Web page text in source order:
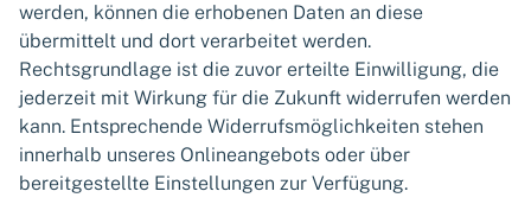
werden, können die erhobenen Daten an diese
übermittelt und dort verarbeitet werden.
Rechtsgrundlage ist die zuvor erteilte Einwilligung, die
jederzeit mit Wirkung für die Zukunft widerrufen werden
kann. Entsprechende Widerrufsmöglichkeiten stehen
innerhalb unseres Onlineangebots oder über
bereitgestellte Einstellungen zur Verfügung.